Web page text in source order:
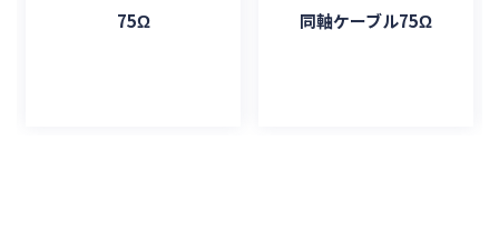
75Ω
同軸ケーブル75Ω